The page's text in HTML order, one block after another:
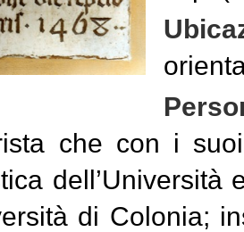
che con i
di Colonia;